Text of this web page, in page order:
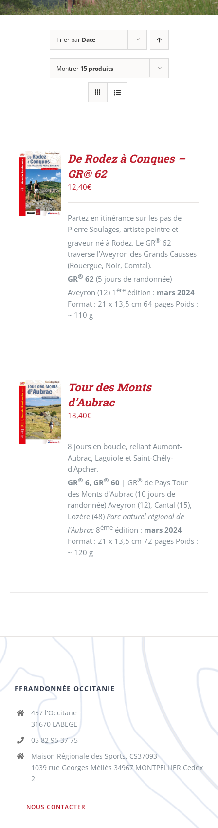
Trier par Date
Montrer 15 produits
AJOUTER
AU
PANIER
/
DÉTAILS
De Rodez à Conques –
GR® 62
12,40€
Partez en itinérance sur les pas de
Pierre Soulages, artiste peintre et
graveur né à Rodez. Le GR® 62
traverse l’Aveyron des Grands Causses
(Rouergue, Noir, Comtal).
GR® 62 (5 jours de randonnée)
Aveyron (12) 1ère édition : mars 2024
Format : 21 x 13,5 cm 64 pages Poids :
~ 110 g
AJOUTER
AU
PANIER
/
DÉTAILS
Tour des Monts
d’Aubrac
18,40€
8 jours en boucle, reliant Aumont-
Aubrac, Laguiole et Saint-Chély-
d'Apcher.
GR® 6, GR® 60 | GR® de Pays Tour
des Monts d'Aubrac (10 jours de
randonnée) Aveyron (12), Cantal (15),
Lozère (48)Parc naturel régional de
l'Aubrac 8ème édition : mars 2024
Format : 21 x 13,5 cm 72 pages Poids :
~ 120 g
FFRANDONNÉE OCCITANIE
457 l'Occitane
31670 LABEGE
05 82 95 37 75
Maison Régionale des Sports, CS37093
1039 rue Georges Méliès 34967 MONTPELLIER Cedex
2
NOUS CONTACTER